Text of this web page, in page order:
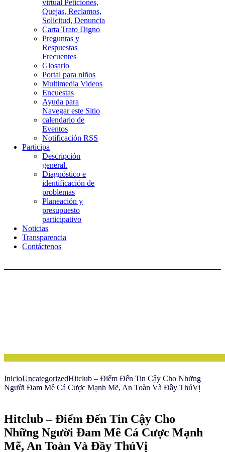
virtual Peticiones,
Quejas, Reclamos,
Solicitud, Denuncia
Carta Trato Digno
Preguntas y
Respuestas
Frecuentes
Glosario
Portal para niños
Multimedia Videos
Encuestas
Ayuda para
Navegar este Sitio
calendario de
Eventos
Notificación RSS
Participa
Descripción
general.
Diagnóstico e
identificación de
problemas
Planeación y
presupuesto
participativo
Noticias
Transparencia
Contáctenos
InicioUncategorizedHitclub – Điểm Đến Tin Cậy Cho Những
Người Đam Mê Cá Cược Mạnh Mẽ, An Toàn Và Đầy ThúVị
Hitclub – Điểm Đến Tin Cậy Cho
Những Người Đam Mê Cá Cược Mạnh
Mẽ, An Toàn Và Đầy ThúVị